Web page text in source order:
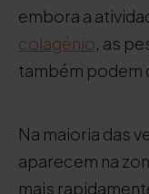
embora a
colagénio, as
também podem
Na maioria das
aparecem na
mais